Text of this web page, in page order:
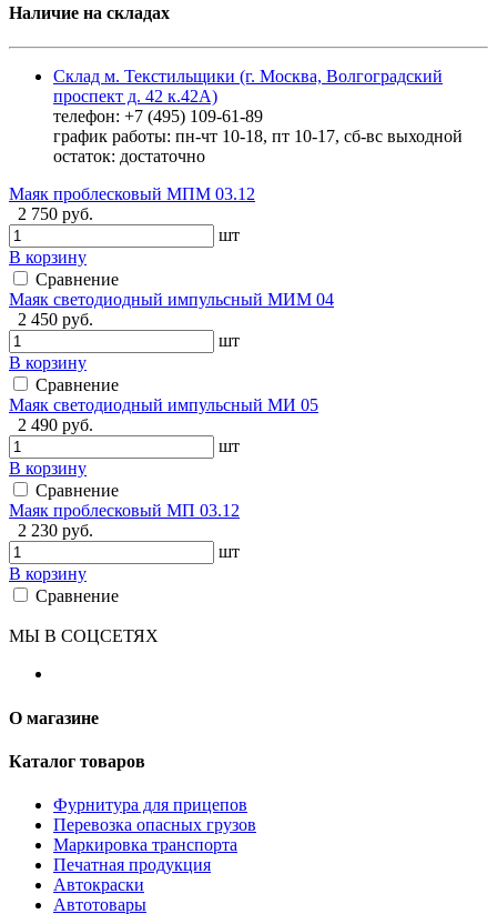
Наличие на складах
Склад м. Текстильщики (г. Москва, Волгоградский
проспект д. 42 к.42А)
телефон: +7 (495) 109-61-89
график работы: пн-чт 10-18, пт 10-17, сб-вс выходной
остаток: достаточно
Маяк проблесковый МПМ 03.12
2 750 руб.
шт
В корзину
Сравнение
Маяк светодиодный импульсный МИМ 04
2 450 руб.
шт
В корзину
Сравнение
Маяк светодиодный импульсный МИ 05
2 490 руб.
шт
В корзину
Сравнение
Маяк проблесковый МП 03.12
2 230 руб.
шт
В корзину
Сравнение
МЫ В СОЦСЕТЯХ
О магазине
Каталог товаров
Фурнитура для прицепов
Перевозка опасных грузов
Маркировка транспорта
Печатная продукция
Автокраски
Автотовары